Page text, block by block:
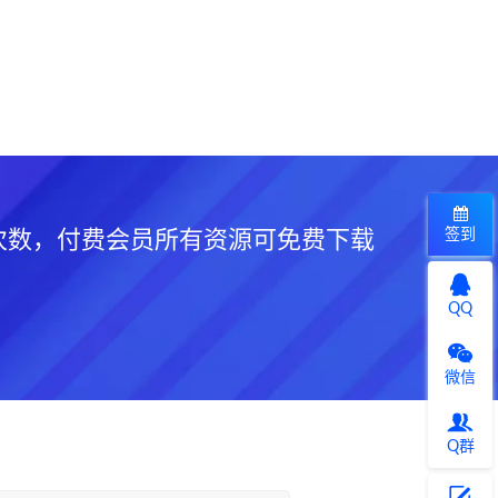
，付费会员所有资源可免费下载 签到
QQ
微信
Q群